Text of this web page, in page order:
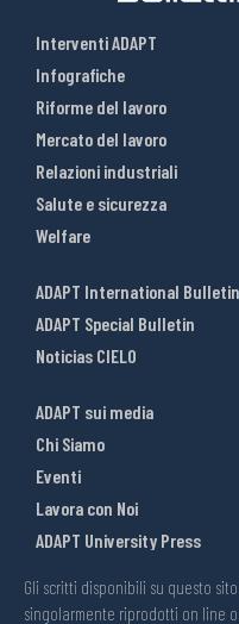
Interventi ADAPT
Infografiche
Riforme del lavoro
Mercato del lavoro
Relazioni industriali
Salute e sicurezza
Welfare
ADAPT International Bulletin
ADAPT Special Bulletin
Noticias CIELO
ADAPT sui media
Chi Siamo
Eventi
Lavora con Noi
ADAPT University Press
Gli scritti disponibili su questo
singolarmente riprodotti on line